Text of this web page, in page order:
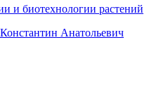
и биотехнологии растений
Анатольевич